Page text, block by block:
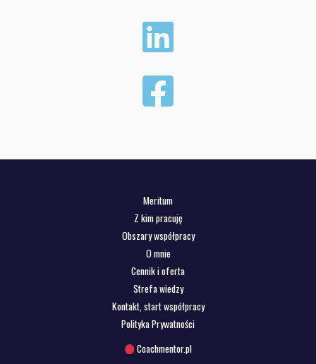
Meritum
Z kim pracuję
Obszary współpracy
O mnie
Cennik i oferta
Strefa wiedzy
Kontakt, start współpracy
Polityka Prywatności
Coachmentor.pl